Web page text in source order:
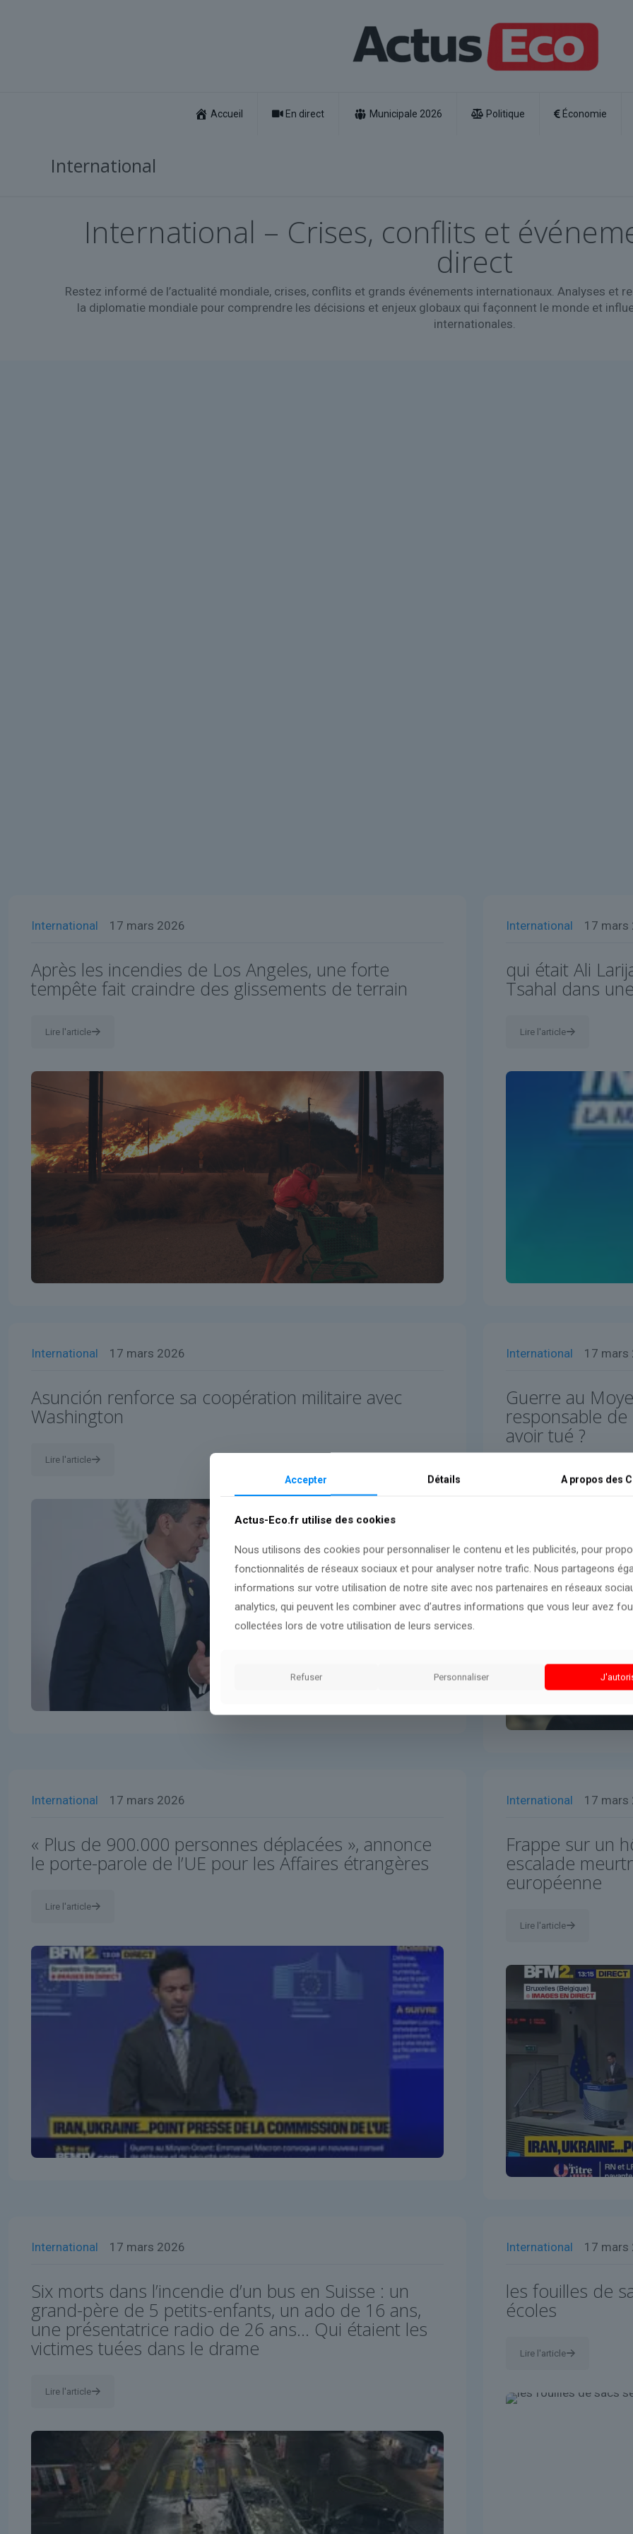
Accueil En direct Municipale 2026 Politique Économie
International
International – Crises, conflits et
direct
Restez informé de l’actualité mondiale, crises, conflits et grands événements internationaux. Analyses et
la diplomatie mondiale pour comprendre les décisions et enjeux globaux qui façonnent le monde et
internationales.
International 17 mars 2026
Après les incendies de Los Angeles, une forte
tempête fait craindre des glissements de terrain
Lire l'article
International 17 mars
qui était Ali
Tsahal dans
Lire l'article
International 17 mars 2026
Asunción renforce sa coopération militaire avec
Washington
Lire l'article
International 17 mars
Guerre au
responsable de
avoir tué ?
Lire l'article
International 17 mars 2026
« Plus de 900.000 personnes déplacées », annonce
le porte-parole de l’UE pour les Affaires étrangères
Lire l'article
International 17 mars
Frappe sur un
escalade
européenne
Lire l'article
International 17 mars 2026
Six morts dans l’incendie d’un bus en Suisse : un
grand-père de 5 petits-enfants, un ado de 16 ans,
une présentatrice radio de 26 ans… Qui étaient les
victimes tuées dans le drame
Lire l'article
International 17 mars
les fouilles de
écoles
Lire l'article
Accepter Détails A propos des
Actus-Eco.fr utilise des cookies
Nous utilisons des cookies pour personnaliser le contenu et les publicités, pour
fonctionnalités de réseaux sociaux et pour analyser notre trafic. Nous partageons
informations sur votre utilisation de notre site avec nos partenaires en réseaux
analytics, qui peuvent les combiner avec d’autres informations que vous leur avez
collectées lors de votre utilisation de leurs services.
Refuser Personnaliser